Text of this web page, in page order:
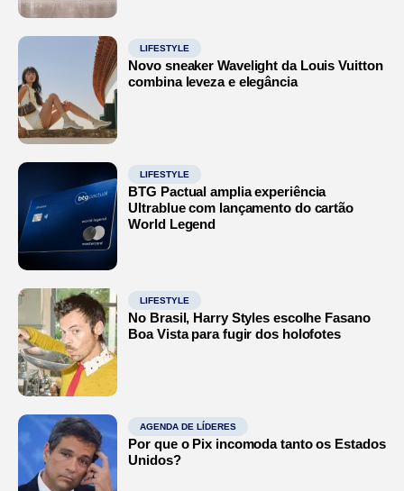
LIFESTYLE
Novo sneaker Wavelight da Louis Vuitton
combina leveza e elegância
LIFESTYLE
BTG Pactual amplia experiência
Ultrablue com lançamento do cartão
World Legend
LIFESTYLE
No Brasil, Harry Styles escolhe Fasano
Boa Vista para fugir dos holofotes
AGENDA DE LÍDERES
Por que o Pix incomoda tanto os Estados
Unidos?